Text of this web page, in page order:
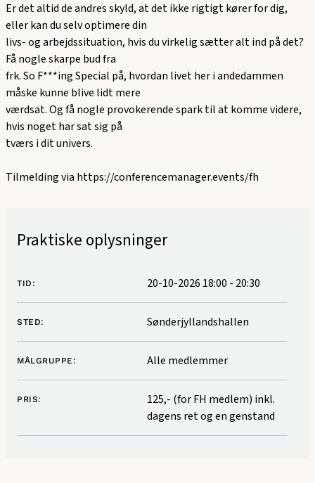
Er det altid de andres skyld, at det ikke rigtigt kører for dig,
eller kan du selv optimere din
livs- og arbejdssituation, hvis du virkelig sætter alt ind på det?
Få nogle skarpe bud fra
frk. So F***ing Special på, hvordan livet her i andedammen
måske kunne blive lidt mere
værdsat. Og få nogle provokerende spark til at komme videre,
hvis noget har sat sig på
tværs i dit univers.
Tilmelding via https://conferencemanager.events/fh
Praktiske oplysninger
TID: 20-10-2026 18:00 - 20:30
STED: Sønderjyllandshallen
MÅLGRUPPE: Alle medlemmer
PRIS:
125,- (for FH medlem) inkl.
dagens ret og en genstand